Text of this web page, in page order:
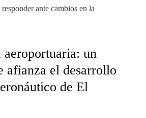
ante cambios en la
un
afianza el desarrollo
de El